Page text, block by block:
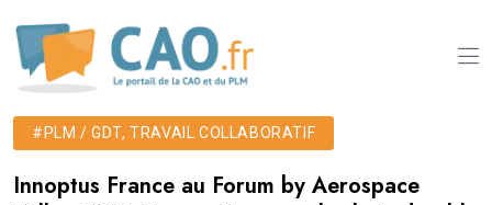
#PLM / GDT, TRAVAIL COLLABORATIF
Innoptus France au Forum by Aerospace